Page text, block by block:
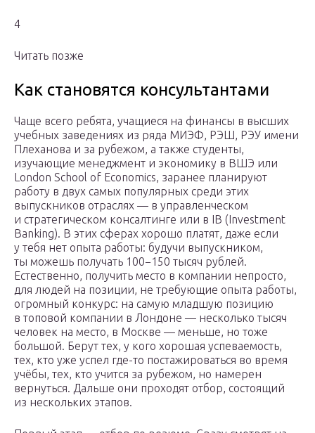
4
Читать позже
Как становятся консультантами
Чаще всего ребята, учащиеся на финансы в высших
учебных заведениях из ряда МИЭФ, РЭШ, РЭУ имени
Плеханова и за рубежом, а также студенты,
изучающие менеджмент и экономику в ВШЭ или
London School of Economics, заранее планируют
работу в двух самых популярных среди этих
выпускников отраслях — в управленческом
и стратегическом консалтинге или в IB (Investment
Banking). В этих сферах хорошо платят, даже если
у тебя нет опыта работы: будучи выпускником,
ты можешь получать 100−150 тысяч рублей.
Естественно, получить место в компании непросто,
для людей на позиции, не требующие опыта работы,
огромный конкурс: на самую младшую позицию
в топовой компании в Лондоне — несколько тысяч
человек на место, в Москве — меньше, но тоже
большой. Берут тех, у кого хорошая успеваемость,
тех, кто уже успел где-то постажироваться во время
учёбы, тех, кто учится за рубежом, но намерен
вернуться. Дальше они проходят отбор, состоящий
из нескольких этапов.